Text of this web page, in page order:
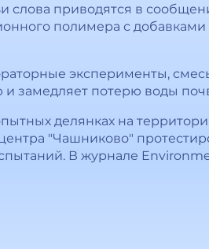
слова приводятся в
полимера с
эксперименты,
замедляет потерю воды
делянках на
"Чашниково"
В журнале